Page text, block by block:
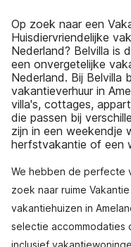
Op zoek naar een
Huisdiervriendelijke
Nederland? Belvilla is
een onvergetelijke
Nederland. Bij Belvilla
vakantieverhuur in
villa's, cottages,
die passen bij
zijn in een weekendje
herfstvakantie of een
We hebben de perfecte
zoek naar ruime
vakantiehuizen in
selectie accommodaties
inclusief